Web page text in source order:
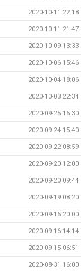
2020-10-11 22:18
2020-10-11 21:47
2020-10-09 13:33
2020-10-06 15:46
2020-10-04 18:06
2020-10-03 22:34
2020-09-25 16:30
2020-09-24 15:40
2020-09-22 08:59
2020-09-20 12:00
2020-09-20 09:44
2020-09-19 08:20
2020-09-16 20:00
2020-09-16 14:14
2020-09-15 06:51
2020-08-31 16:00